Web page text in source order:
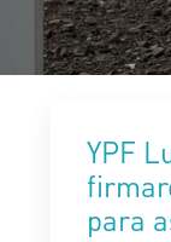
YPF
para